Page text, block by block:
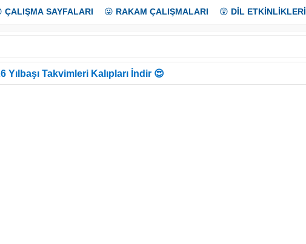
ÇALIŞMA SAYFALARI 😜 RAKAM ÇALIŞMALARI 😲 DİL ETKİNLİKLERİ
Yılbaşı Takvimleri Kalıpları İndir 😍